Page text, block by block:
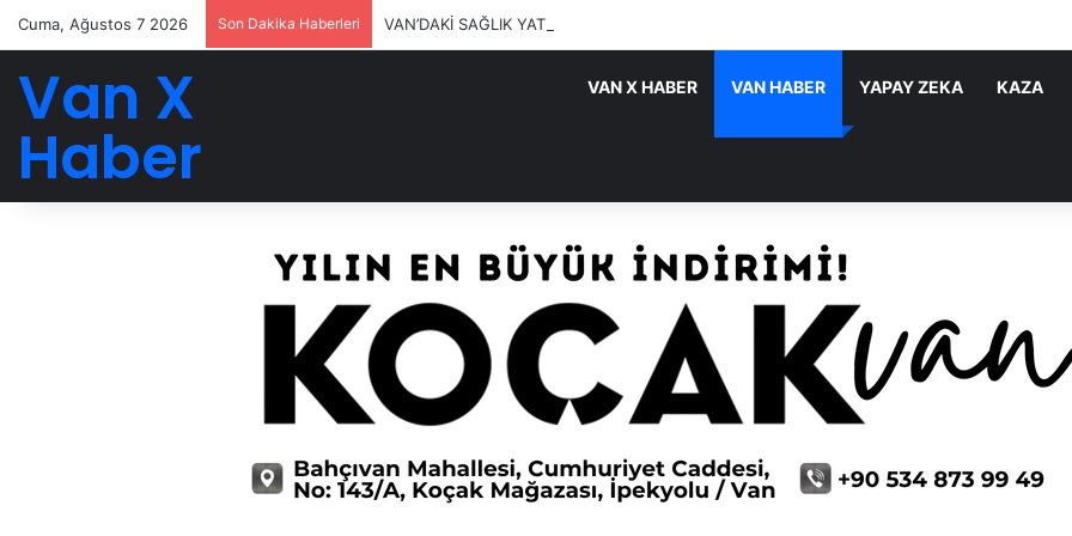
Cuma, Ağustos 7 2026 Son Dakika Haberleri VAN’DAKİ SAĞLIK YATIRIMLARI SÜRÜYOR
Van X
Haber
VAN X HABER VAN HABER YAPAY ZEKA KAZA